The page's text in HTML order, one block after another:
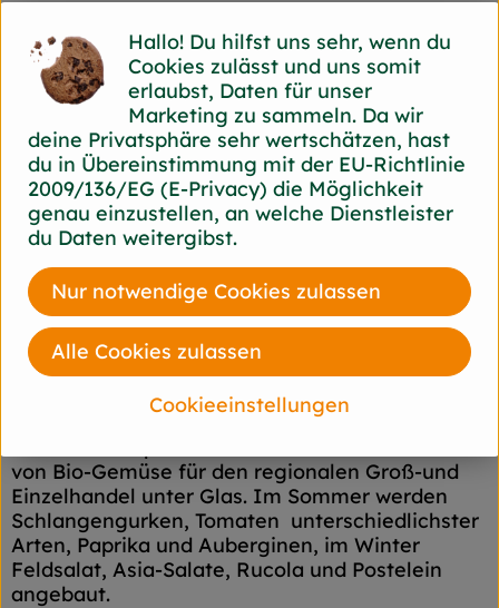
Produktinformationen
Herkunft
Hersteller: Brands, Thomas
47551 Till-Moyland Deutschland
zur Webseite
Die Bioland-Gärtnerei von Thomas Brands liegt
in der Nähe von Schloss Moyland und wurde
1997 neu gegründet.
von Bio-Gemüse für den regionalen Groß-und
Einzelhandel unter Glas. Im Sommer werden
Schlangengurken, Tomaten unterschiedlichster
Arten, Paprika und Auberginen, im Winter
Feldsalat, Asia-Salate, Rucola und Postelein
angebaut.
Hallo! Du hilfst uns sehr, wenn du
Cookies zulässt und uns somit
erlaubst, Daten für unser
Marketing zu sammeln. Da wir
deine Privatsphäre sehr wertschätzen, hast
du in Übereinstimmung mit der EU-Richtlinie
2009/136/EG (E-Privacy) die Möglichkeit
genau einzustellen, an welche Dienstleister
du Daten weitergibst.
Cookieeinstellungen
Nur notwendige Cookies zulassen
Alle Cookies zulassen